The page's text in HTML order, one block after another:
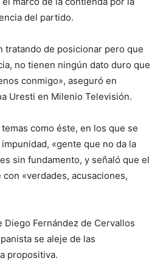
del partido.
tratando de posicionar pero que
no tienen ningún dato duro que
conmigo», aseguró en
Uresti en Milenio Televisión.
como éste, en los que se
«gente que no da la
sin fundamento, y señaló que el
«verdades, acusaciones,
Diego Fernández de Cervallos
se aleje de las
propositiva.